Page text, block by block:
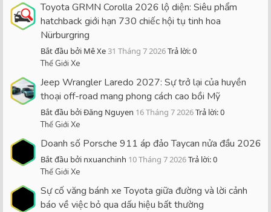
Toyota GRMN Corolla 2026 lộ diện: Siêu phẩm
hatchback giới hạn 730 chiếc hội tụ tinh hoa
Nürburgring
Bắt đầu bởi Mê Xe31 Tháng 7 2026Trả lời: 0
Thế Giới Xe
Jeep Wrangler Laredo 2027: Sự trở lại của huyền
thoại off-road mang phong cách cao bồi Mỹ
Bắt đầu bởi Đăng Nguyen 16 Tháng 7 2026Trả lời: 0
Thế Giới Xe
Doanh số Porsche 911 áp đảo Taycan nửa đầu 2026
Bắt đầu bởi nxuanchinh 10 Tháng 7 2026Trả lời: 0
Thế Giới Xe
Sự cố văng bánh xe Toyota giữa đường và lời cảnh
báo về việc bỏ qua dấu hiệu bất thường